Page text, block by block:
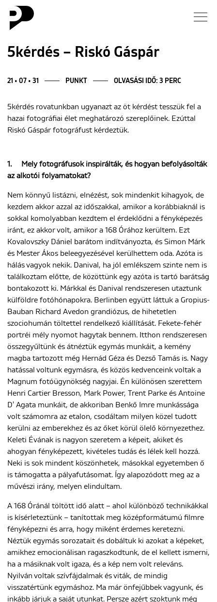
Hírek
Esszé
ENGLISH
5kérdés – Riskó Gáspár
21 • 07 • 31 PUNKT OLVASÁSI IDŐ: 3 PERC
5kérdés rovatunkban ugyanazt az öt kérdést tesszük fel a
hazai fotográfiai élet meghatározó szereplőinek. Ezúttal
Riskó Gáspár fotográfust kérdeztük.
1.
Mely fotográfusok inspirálták, és hogyan befolyásolták
az alkotói folyamatokat?
Nem könnyű listázni, elnézést, sok mindenkit kihagyok, de
kezdem akkor azzal az időszakkal, amikor a korábbiaknál is
sokkal komolyabban kezdtem el érdeklődni a fényképezés
iránt, ez akkor volt, amikor a 168 Órához kerültem. Ezt
Kovalovszky Dániel barátom indítványozta, és Simon Márk
és Mester Ákos beleegyezésével kerülhettem oda. Azóta is
hálás vagyok nekik. Danival, ha jól emlékszem szinte nem is
találkoztam előtte, de közöttünk egy azóta is tartó barátság
bontakozott ki. Márkkal és Danival rendszeresen utaztunk
külföldre fotóhónapokra. Berlinben együtt láttuk a Gropius-
Bauban Richard Avedon grandiózus, de hihetetlen
szociohumán töltettel rendelkező kiállítását. Fekete-fehér
portréi mély nyomot hagytak bennem. Itthon rendszeresen
összegyűltünk és átnéztük egymás munkáit, a kemény
magba tartozott még Hernád Géza és Dezső Tamás is. Nagy
hatással voltunk egymásra, és közös kedvenceink voltak a
Magnum fotóügynökség nagyjai. Én különösen szerettem
Henri Cartier Bresson, Mark Power, Trent Parke és Antoine
D' Agata munkáit, de akkoriban Benkő Imre munkássága
volt számomra az etalon, csodáltam milyen közel tudott
kerülni az emberekhez és az őket körül ölelő környezethez.
Keleti Évának is nagyon szeretem a képeit, akiket és
ahogyan fényképezett, kivételes tudás és lélek kell hozzá.
Neki is sok mindent köszönhetek, másokkal egyetemben ő
is támogatta a pályafutásomat. Így alapozódott meg az a
művészi irány, melyen elindultam.
A 168 Óránál töltött idő alatt – ahol különböző technikákkal
is kísérleteztünk – tanítottak meg középformátumú filmre
fényképezni és arra, hogy miként érdemes keretezni.
Néztük egymás sorozatait és dobáltuk ki azokat a képeket,
amikhez emocionálisan ragaszkodtunk, de el kellett ismerni,
ha a másiknak volt igaza, és a kép nem volt releváns.
Nyilván voltak szívfájdalmak és viták, de mindig
visszatértünk egymáshoz. Ma már önfejűbbek vagyunk, és
inkább járjuk a saját utunkat. Persze azért szoktunk még